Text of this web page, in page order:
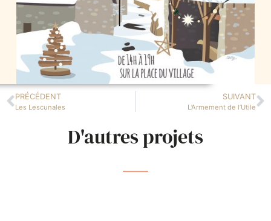
PRÉCÉDENT
Les Lescunales
SUIVANT
L’Armement de l’Utile
D'autres projets